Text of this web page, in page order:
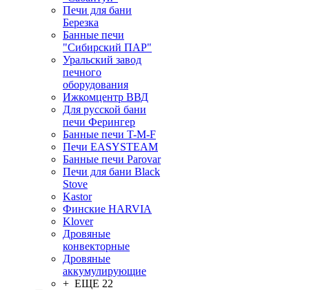
Печи для бани
Березка
Банные печи
"Сибирский ПАР"
Уральский завод
печного
оборудования
Ижкомцентр ВВД
Для русской бани
печи Ферингер
Банные печи T-M-F
Печи EASYSTEAM
Банные печи Parovar
Печи для бани Black
Stove
Kastor
Финские HARVIA
Klover
Дровяные
конвекторные
Дровяные
аккумулирующие
+ ЕЩЕ 22